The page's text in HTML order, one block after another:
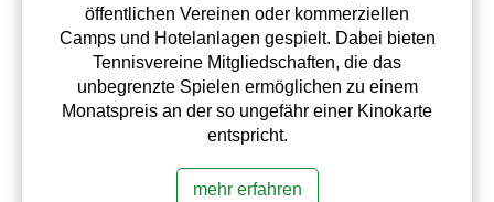
öffentlichen Vereinen oder kommerziellen
Camps und Hotelanlagen gespielt. Dabei bieten
Tennisvereine Mitgliedschaften, die das
unbegrenzte Spielen ermöglichen zu einem
Monatspreis an der so ungefähr einer Kinokarte
entspricht.
mehr erfahren